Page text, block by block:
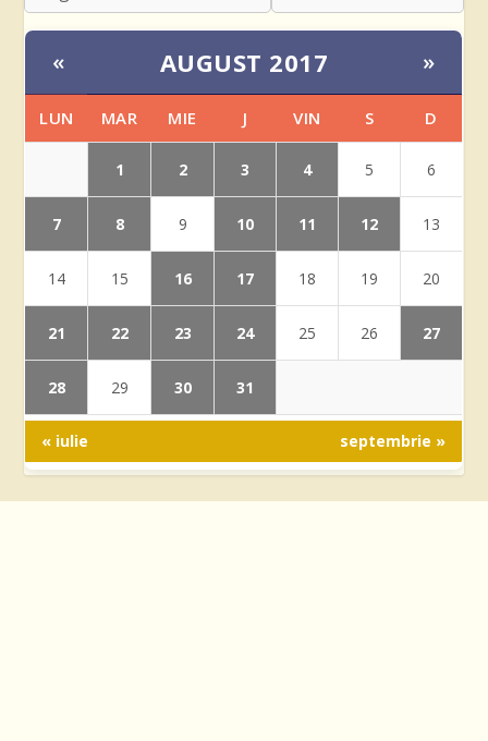
« AUGUST 2017 »
LUN MAR MIE J VIN S D
1 2 3 4 5 6
7 8 9 10 11 12 13
14 15 16 17 18 19 20
21 22 23 24 25 26 27
28 29 30 31
« iulie septembrie »